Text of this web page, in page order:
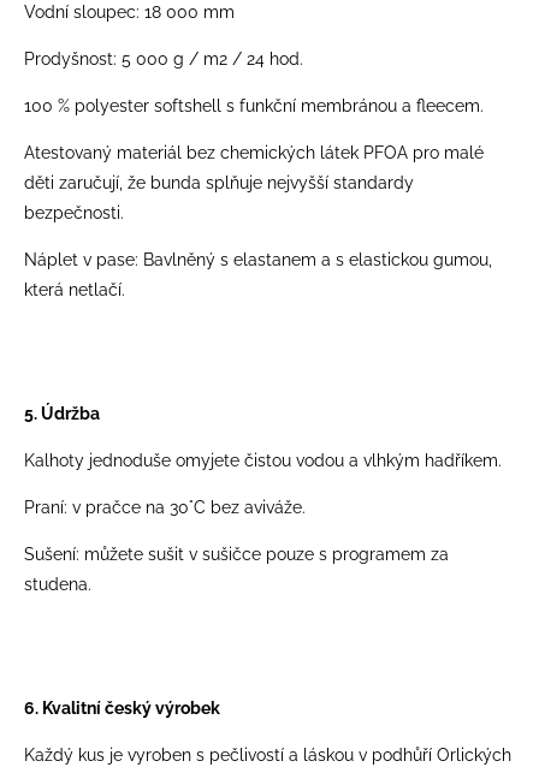
Vodní sloupec: 18 000 mm
Prodyšnost: 5 000 g / m2 / 24 hod.
100 % polyester softshell s funkční membránou a fleecem.
Atestovaný materiál bez chemických látek PFOA pro malé
děti zaručují, že bunda splňuje nejvyšší standardy
bezpečnosti.
Náplet v pase: Bavlněný s elastanem a s elastickou gumou,
která netlačí.
5. Údržba
Kalhoty jednoduše omyjete čistou vodou a vlhkým hadříkem.
Praní: v pračce na 30°C bez aviváže.
Sušení: můžete sušit v sušičce pouze s programem za
studena.
6. Kvalitní český výrobek
Každý kus je vyroben s pečlivostí a láskou v podhůří Orlických